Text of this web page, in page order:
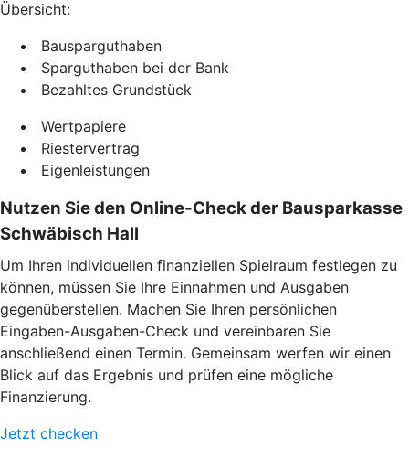
Übersicht:
Bausparguthaben
Sparguthaben bei der Bank
Bezahltes Grundstück
Wertpapiere
Riestervertrag
Eigenleistungen
Nutzen Sie den Online-Check der Bausparkasse
Schwäbisch Hall
Um Ihren individuellen finanziellen Spielraum festlegen zu
können, müssen Sie Ihre Einnahmen und Ausgaben
gegenüberstellen. Machen Sie Ihren persönlichen
Eingaben-Ausgaben-Check und vereinbaren Sie
anschließend einen Termin. Gemeinsam werfen wir einen
Blick auf das Ergebnis und prüfen eine mögliche
Finanzierung.
Jetzt checken